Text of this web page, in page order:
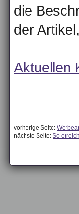
die
der
Aktuellen
vorherige Seite:
nächste Seite:So